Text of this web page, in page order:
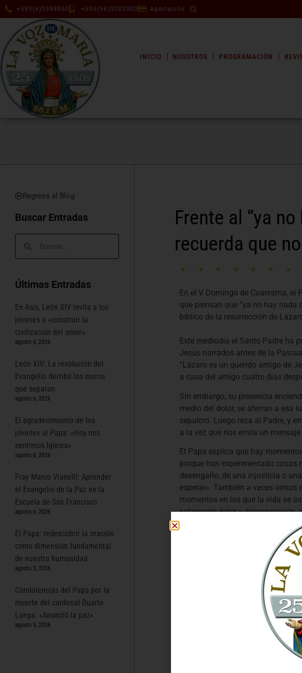
+593(4)2598860 +593(96)0082900 Aportación
INICIO NOSOTROS PROGRAMACIÓN
Regresa al Blog
Buscar Entradas
Últimas Entradas
En Asís, León XIV invita a los
jóvenes a «construir la
civilización del amor»
agosto 6, 2026
León XIV: La revolución del
Evangelio derriba los muros
que separan
agosto 6, 2026
El agradecimiento de los
jóvenes al Papa: «Hoy nos
sentimos Iglesia»
agosto 6, 2026
Fray Marco Vianelli: Aprender
el Evangelio de la Paz en la
Escuela de San Francisco
agosto 6, 2026
El Papa: redescubrir la oración
como dimensión fundamental
de nuestra humanidad
agosto 5, 2026
Condolencias del Papa por la
muerte del cardenal Duarte
Langa: «Anunció la paz»
agosto 5, 2026
Frente al “ya
recuerda que
En el V Domingo de Cuaresma,
que piensan que “ya no hay nada
bíblico de la resurrección de
Este mediodía el Santo Padre ha
Jesús narrados antes de la
“Lázaro es un querido amigo de
a casa del amigo cuatro días
Sin embargo, su presencia
medio del dolor, se aferran a esa
sepulcro. Luego reza al Padre, y
a la vez que nos envía un
El Papa explica que hay
porque han experimentado cosas
desengaño, de una injusticia o
esperar». También a veces oímos
momentos en los que la vida se
solamente dolor y desesperación,
momentos no estamos solos, es
Cuando
parece
Desde el balcón pontificio, este
a no dejar de creer y a no dejar
dolor, los errores, los fracasos,
pide el Papa: “Quitad la piedra”,
da verguenza” – “sal fuera” –,
échamelo sin temor” y como a